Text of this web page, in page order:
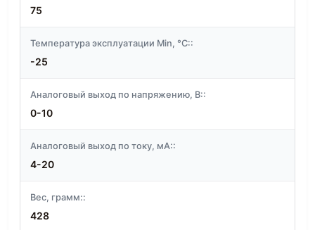
75
Температура эксплуатации Min, °C::
-25
Аналоговый выход по напряжению, В::
0-10
Аналоговый выход по току, мА::
4-20
Вес, грамм::
428